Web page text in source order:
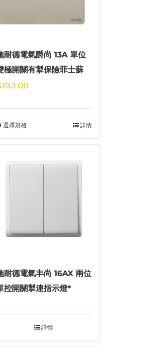
耐德電氣爵尚 13A 單位
極開關有掣保險菲士蘇
733.00
選擇規格 詳情
耐德電氣丰尚 16AX 兩位
控開關掣連指示燈*
詳情